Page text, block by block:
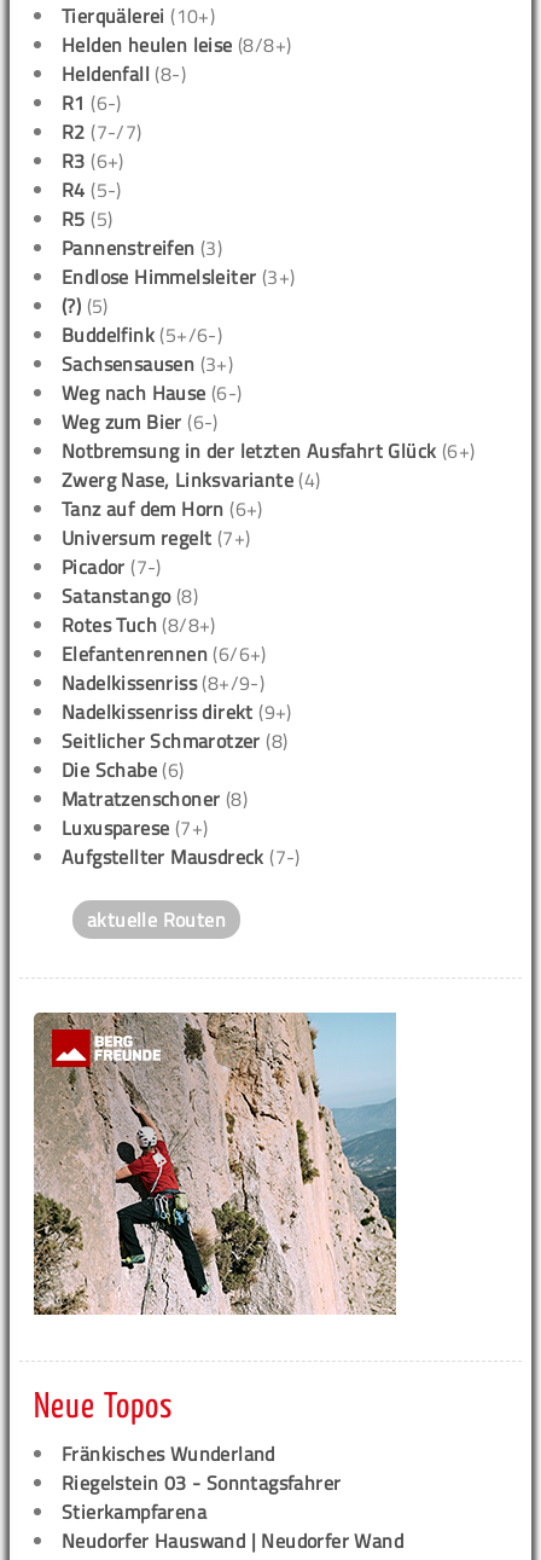
Tierquälerei (10+)
Helden heulen leise (8/8+)
Heldenfall (8-)
R1 (6-)
R2 (7-/7)
R3 (6+)
R4 (5-)
R5 (5)
Pannenstreifen (3)
Endlose Himmelsleiter (3+)
(?) (5)
Buddelfink (5+/6-)
Sachsensausen (3+)
Weg nach Hause (6-)
Weg zum Bier (6-)
Notbremsung in der letzten Ausfahrt Glück (6+)
Zwerg Nase, Linksvariante (4)
Tanz auf dem Horn (6+)
Universum regelt (7+)
Picador (7-)
Satanstango(8)
Rotes Tuch (8/8+)
Elefantenrennen (6/6+)
Nadelkissenriss(8+/9-)
Nadelkissenriss direkt (9+)
Seitlicher Schmarotzer (8)
Die Schabe (6)
Matratzenschoner (8)
Luxusparese (7+)
Aufgstellter Mausdreck (7-)
aktuelle Routen
Neue Topos
Fränkisches Wunderland
Riegelstein 03 - Sonntagsfahrer
Stierkampfarena
Neudorfer Hauswand | Neudorfer Wand